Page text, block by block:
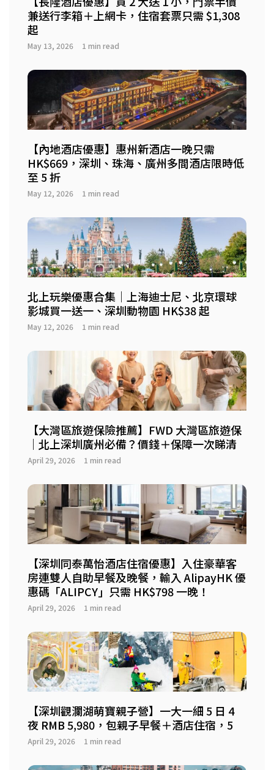
兼送行李箱＋上網卡，住宿套票只需 $1,308
起
May 13, 2026 1 min read
【內地酒店優惠】惠州新酒店一晚只需
HK$669，深圳、珠海、廣州多間酒店限時低
至 5 折
May 12, 2026 1 min read
北上玩樂優惠合集｜上海迪士尼、北京環球
影城買一送一、深圳動物園 HK$38 起
May 12, 2026 1 min read
【大灣區旅遊保險推薦】FWD 大灣區旅遊保
｜北上深圳廣州必備？價錢＋保障一次睇清
April 29, 2026 1 min read
【深圳同泰萬怡酒店住宿優惠】入住豪華客
房連雙人自助早餐及晚餐，輸入 AlipayHK 優
惠碼「ALIPCY」只需 HK$798 一晚！
April 29, 2026 1 min read
【深圳觀瀾湖萌寶親子營】一大一細 5 日 4
夜 RMB 5,980，包親子早餐＋酒店住宿，5
April 29, 2026 1 min read